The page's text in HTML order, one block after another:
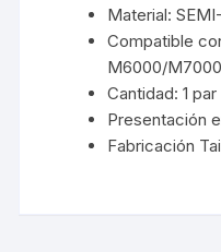
Material:
Compatible
M6000/
Cantidad: 1
Presentación
Fabricación